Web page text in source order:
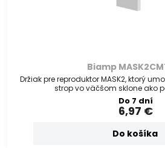
Biamp
Držiak pre reproduktor MASK2, ktorý
strop vo väčšom sklone ako
Do 7 dní
6,97 €
Do košíka